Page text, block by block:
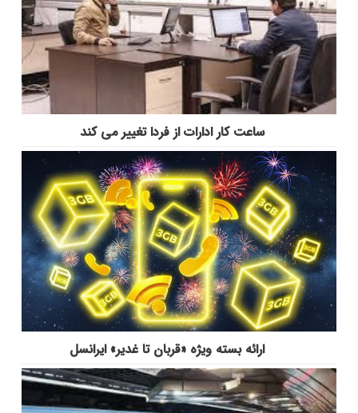
ساعت کار ادارات از فردا تغییر می کند
ارائه بسته ویژه «قربان تا غدیر» ایرانسل